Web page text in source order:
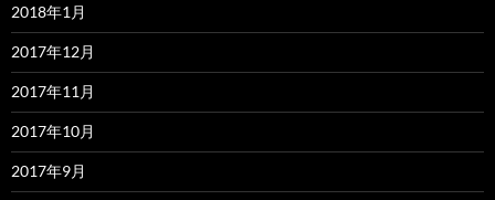
2018年1月
2017年12月
2017年11月
2017年10月
2017年9月